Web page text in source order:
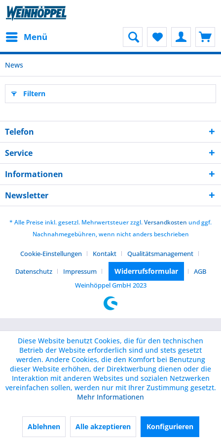
Menü
News
Filtern
Telefon
Service
Informationen
Newsletter
* Alle Preise inkl. gesetzl. Mehrwertsteuer zzgl.Versandkosten und ggf.
Nachnahmegebühren, wenn nicht anders beschrieben
Cookie-Einstellungen Kontakt
Qualitätsmanagement
Datenschutz
Impressum Widerrufsformular
AGB
Weinhöppel GmbH 2023
Diese Website benutzt Cookies, die für den technischen
Betrieb der Website erforderlich sind und stets gesetzt
werden. Andere Cookies, die den Komfort bei Benutzung
dieser Website erhöhen, der Direktwerbung dienen oder die
Interaktion mit anderen Websites und sozialen Netzwerken
vereinfachen sollen, werden nur mit Ihrer Zustimmung gesetzt.
Mehr Informationen
Ablehnen Alle akzeptieren Konfigurieren